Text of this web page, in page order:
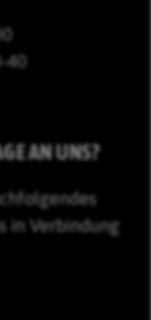
40
AN UNS?
in Verbindung